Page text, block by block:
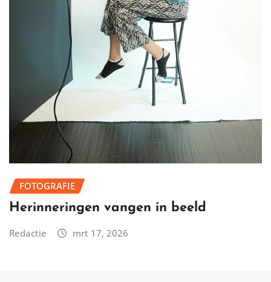
FOTOGRAFIE
Herinneringen vangen in beeld
Redactie mrt 17, 2026